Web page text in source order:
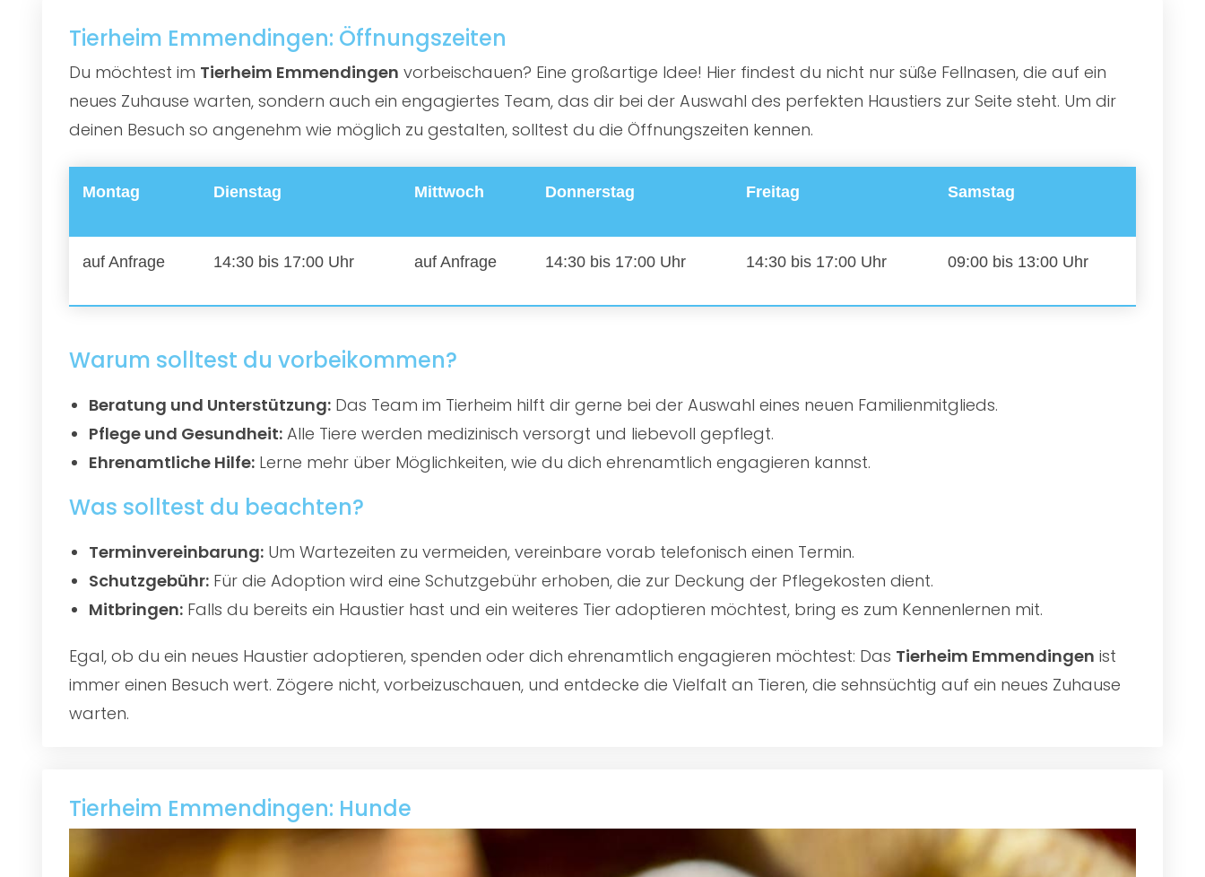
Tierheim Emmendingen: Öffnungszeiten
Du möchtest im Tierheim Emmendingen vorbeischauen? Eine großartige Idee! Hier findest du nicht nur süße Fellnasen, die auf ein
neues Zuhause warten, sondern auch ein engagiertes Team, das dir bei der Auswahl des perfekten Haustiers zur Seite steht. Um dir
deinen Besuch so angenehm wie möglich zu gestalten, solltest du die Öffnungszeiten kennen.
Montag Dienstag Mittwoch Donnerstag Freitag Samstag
auf Anfrage 14:30 bis 17:00 Uhr auf Anfrage 14:30 bis 17:00 Uhr 14:30 bis 17:00 Uhr 09:00 bis 13:00 Uhr
Warum solltest du vorbeikommen?
Beratung und Unterstützung: Das Team im Tierheim hilft dir gerne bei der Auswahl eines neuen Familienmitglieds.
Pflege und Gesundheit: Alle Tiere werden medizinisch versorgt und liebevoll gepflegt.
Ehrenamtliche Hilfe: Lerne mehr über Möglichkeiten, wie du dich ehrenamtlich engagieren kannst.
Was solltest du beachten?
Terminvereinbarung: Um Wartezeiten zu vermeiden, vereinbare vorab telefonisch einen Termin.
Schutzgebühr: Für die Adoption wird eine Schutzgebühr erhoben, die zur Deckung der Pflegekosten dient.
Mitbringen: Falls du bereits ein Haustier hast und ein weiteres Tier adoptieren möchtest, bring es zum Kennenlernen mit.
Egal, ob du ein neues Haustier adoptieren, spenden oder dich ehrenamtlich engagieren möchtest: Das Tierheim Emmendingen ist
immer einen Besuch wert. Zögere nicht, vorbeizuschauen, und entdecke die Vielfalt an Tieren, die sehnsüchtig auf ein neues Zuhause
warten.
Tierheim Emmendingen: Hunde